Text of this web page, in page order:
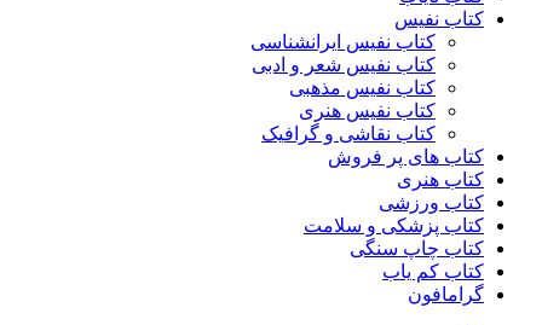
کتاب نفیس
کتاب نفیس ایرانشناسی
کتاب نفیس شعر و ادبی
کتاب نفیس مذهبی
کتاب نفیس هنری
کتاب نقاشی و گرافیک
کتاب های پر فروش
کتاب هنری
کتاب ورزشی
کتاب پزشکی و سلامت
کتاب چاپ سنگی
کتاب کم یاب
گرامافون